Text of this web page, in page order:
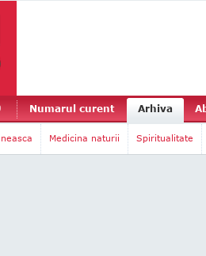
Numarul curent Arhiva
Medicina naturii Spiritualitate